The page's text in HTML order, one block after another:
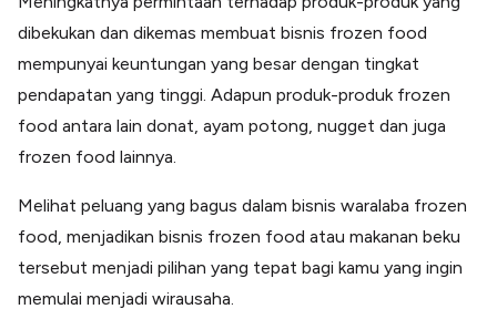
Software Akuntansi
Integrasi Accurate
Integrasi Paper dengan Accurate
dibekukan dan dikemas membuat bisnis frozen food
mempunyai keuntungan yang besar dengan tingkat
pendapatan yang tinggi. Adapun produk-produk frozen
food antara lain donat, ayam potong, nugget dan juga
frozen food lainnya.
Melihat peluang yang bagus dalam bisnis waralaba frozen
food, menjadikan bisnis frozen food atau makanan beku
tersebut menjadi pilihan yang tepat bagi kamu yang ingin
memulai menjadi wirausaha.